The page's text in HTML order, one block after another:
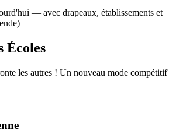
— avec drapeaux, établissements et
Écoles
les autres ! Un nouveau mode compétitif